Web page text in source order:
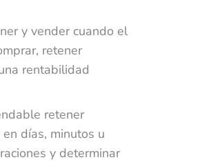
y vender cuando el
retener
rentabilidad
retener
días, minutos u
y determinar